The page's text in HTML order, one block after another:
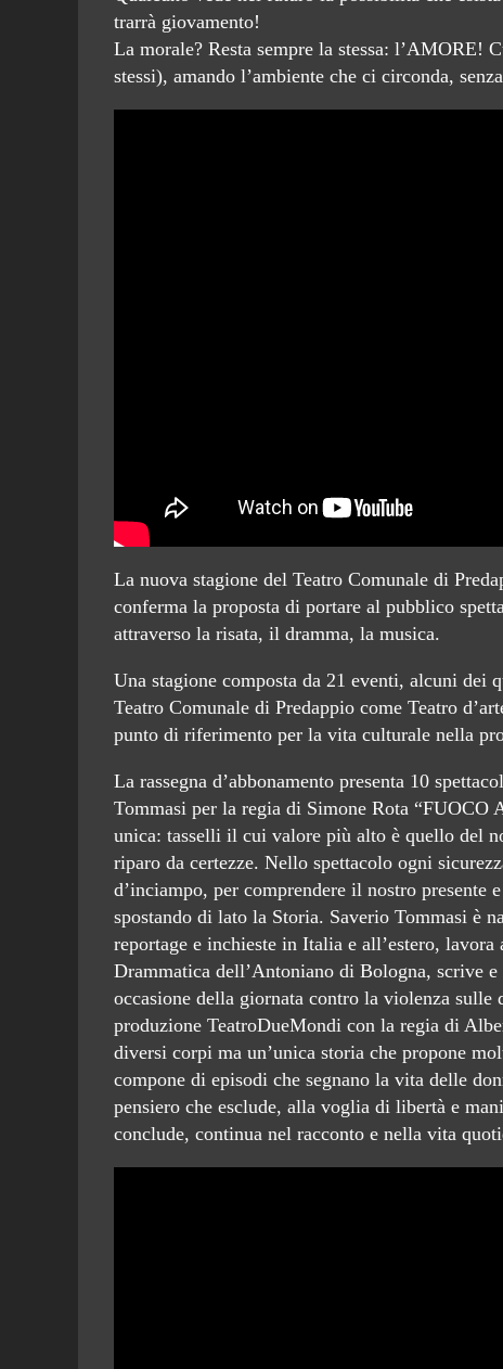
trarrà giovamento!
La morale? Resta sempre la stessa: l’AMORE!
stessi), amando l’ambiente che ci circonda,
La nuova stagione del Teatro Comunale di
conferma la proposta di portare al pubblico
attraverso la risata, il dramma, la musica.
Una stagione composta da 21 eventi, alcuni
Teatro Comunale di Predappio come Teatro
punto di riferimento per la vita culturale nella
La rassegna d’abbonamento presenta 10
Tommasi per la regia di Simone Rota
unica: tasselli il cui valore più alto è quello del
riparo da certezze. Nello spettacolo ogni
d’inciampo, per comprendere il nostro presente
spostando di lato la Storia. Saverio Tommasi è
reportage e inchieste in Italia e all’estero,
Drammatica dell’Antoniano di Bologna, scrive
occasione della giornata contro la violenza
produzione TeatroDueMondi con la regia di
diversi corpi ma un’unica storia che propone
compone di episodi che segnano la vita delle
pensiero che esclude, alla voglia di libertà e
conclude, continua nel racconto e nella vita